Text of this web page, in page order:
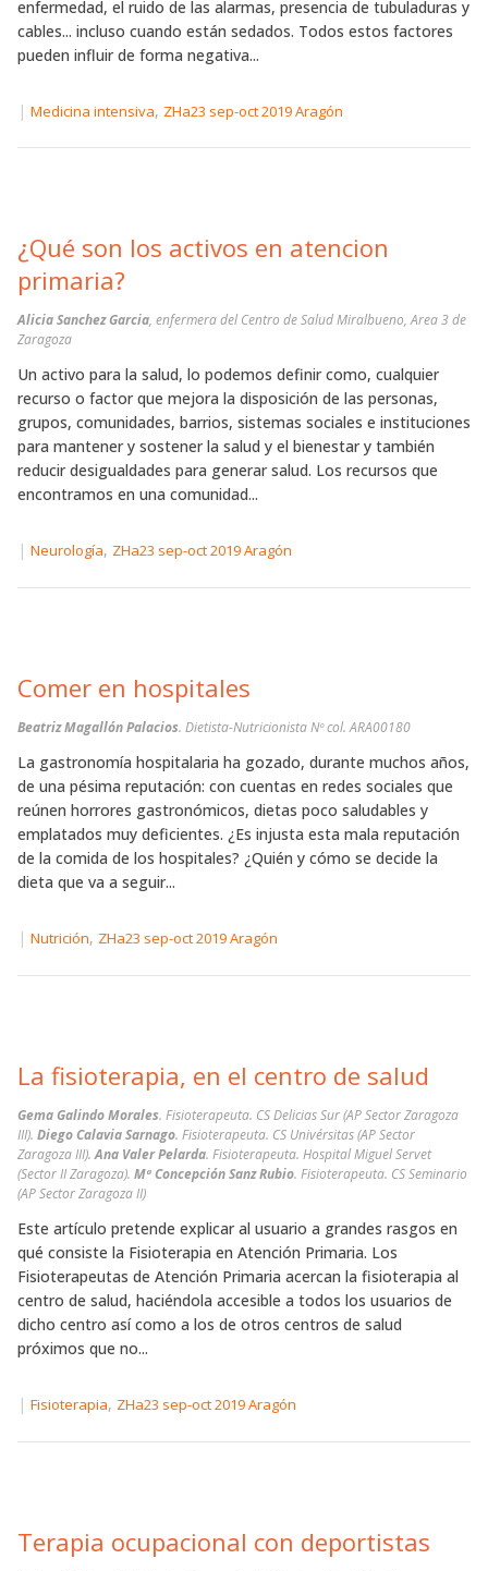
enfermedad, el ruido de las alarmas, presencia de tubuladuras y
cables... incluso cuando están sedados. Todos estos factores
pueden influir de forma negativa...
| Medicina intensiva, ZHa23 sep-oct 2019 Aragón
¿Qué son los activos en atencion
primaria?
Alicia Sanchez Garcia, enfermera del Centro de Salud Miralbueno, Area 3 de
Zaragoza
Un activo para la salud, lo podemos definir como, cualquier
recurso o factor que mejora la disposición de las personas,
grupos, comunidades, barrios, sistemas sociales e instituciones
para mantener y sostener la salud y el bienestar y también
reducir desigualdades para generar salud. Los recursos que
encontramos en una comunidad...
| Neurología, ZHa23 sep-oct 2019 Aragón
Comer en hospitales
Beatriz Magallón Palacios. Dietista-Nutricionista Nº col. ARA00180
La gastronomía hospitalaria ha gozado, durante muchos años,
de una pésima reputación: con cuentas en redes sociales que
reúnen horrores gastronómicos, dietas poco saludables y
emplatados muy deficientes. ¿Es injusta esta mala reputación
de la comida de los hospitales? ¿Quién y cómo se decide la
dieta que va a seguir...
| Nutrición, ZHa23 sep-oct 2019 Aragón
La fisioterapia, en el centro de salud
Gema Galindo Morales. Fisioterapeuta. CS Delicias Sur (AP Sector Zaragoza
III). Diego Calavia Sarnago. Fisioterapeuta. CS Univérsitas (AP Sector
Zaragoza III).Ana Valer Pelarda. Fisioterapeuta. Hospital Miguel Servet
(Sector II Zaragoza). Mª Concepción Sanz Rubio. Fisioterapeuta. CS Seminario
(AP Sector Zaragoza II)
Este artículo pretende explicar al usuario a grandes rasgos en
qué consiste la Fisioterapia en Atención Primaria. Los
Fisioterapeutas de Atención Primaria acercan la fisioterapia al
centro de salud, haciéndola accesible a todos los usuarios de
dicho centro así como a los de otros centros de salud
próximos que no...
| Fisioterapia, ZHa23 sep-oct 2019 Aragón
Terapia ocupacional con deportistas